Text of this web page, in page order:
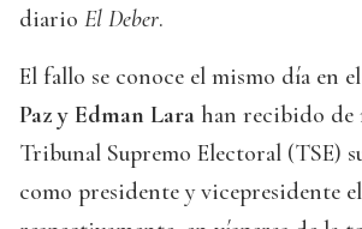
diario El Deber.
El fallo se conoce el mismo día en
Paz y Edman Lara han recibido de
Tribunal Supremo Electoral (TSE)
como presidente y vicepresidente